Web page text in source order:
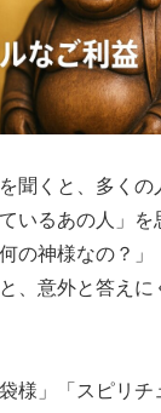
聞くと、多くの
いるあの人」を
の神様なの？」
、意外と答えに
様」「スピリチ